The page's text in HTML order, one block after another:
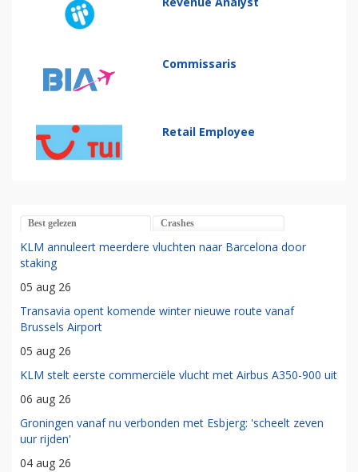
Commissaris
Retail Employee
Best gelezen Crashes
KLM annuleert meerdere vluchten naar Barcelona door
staking
05 aug 26
Transavia opent komende winter nieuwe route vanaf
Brussels Airport
05 aug 26
KLM stelt eerste commerciële vlucht met Airbus A350-900 uit
06 aug 26
Groningen vanaf nu verbonden met Esbjerg: 'scheelt zeven
uur rijden'
04 aug 26